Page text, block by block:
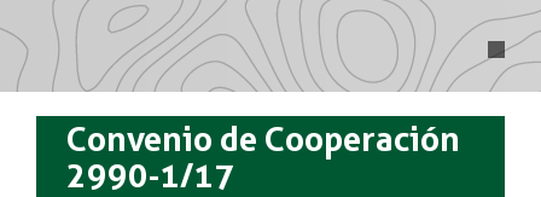
Convenio de Cooperación
2990-1/17